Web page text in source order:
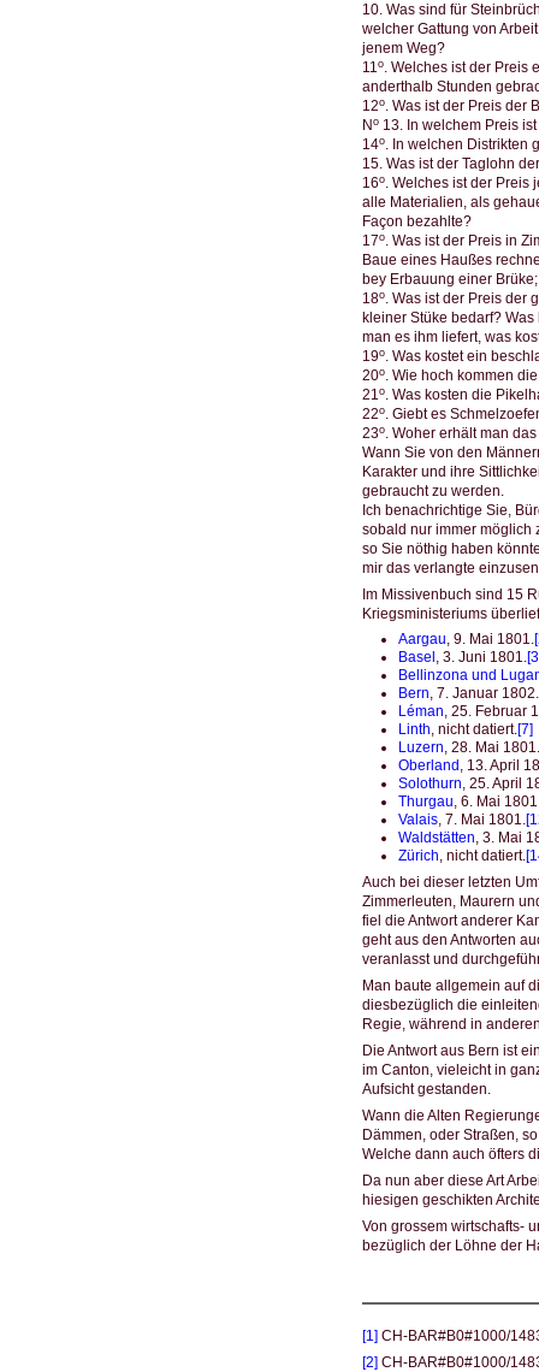
10. Was sind für
welcher Gattung von
jenem Weg?
11o. Welches ist der Preis
anderthalb Stunden
12o. Was ist der Preis der
N o13. In welchem Preis
14o. In welchen Distrikten
15. Was ist der Taglohn
16o. Welches ist der Preis
alle Materialien, als
Façon bezahlte?
17o. Was ist der Preis in
Baue eines Haußes
bey Erbauung einer
18o. Was ist der Preis der
kleiner Stüke bedarf?
man es ihm liefert, was
19o. Was kostet ein
20o. Wie hoch kommen
21o. Was kosten die
22o. Giebt es
23o. Woher erhält man
Wann Sie von den
Karakter und ihre
gebraucht zu werden.
Ich benachrichtige Sie,
sobald nur immer möglich
so Sie nöthig haben
mir das verlangte
Im Missivenbuch sind 15
Kriegsministeriums
Aargau, 9. Mai 1801.
Basel , 3. Juni 1801.
Bellinzona und
Bern, 7. Januar 1802.
Léman, 25. Februar
Linth, nicht datiert.[7]
Luzern, 28. Mai 1801.
Oberland , 13. April
Solothurn, 25. April
Thurgau, 6. Mai
Valais, 7. Mai 1801.
Waldstätten, 3. Mai
Zürich, nicht datiert.
Auch bei dieser letzten
Zimmerleuten, Maurern
fiel die Antwort anderer
geht aus den Antworten
veranlasst und
Man baute allgemein auf
diesbezüglich die
Regie, während in
Die Antwort aus Bern ist
im Canton, vieleicht in
Aufsicht gestanden.
Wann die Alten
Dämmen, oder Straßen,
Welche dann auch öfters
Da nun aber diese Art
hiesigen geschikten
Von grossem wirtschafts-
bezüglich der Löhne der
[1] CH-BAR#B0#1000/
[2] CH-BAR#B0#1000/